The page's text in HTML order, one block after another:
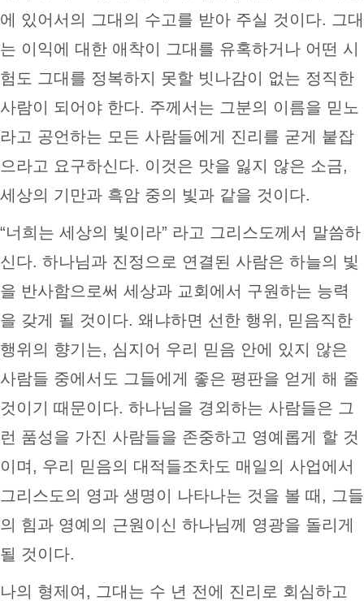
에 있어서의 그대의 수고를 받아 주실 것이다. 그대
는 이익에 대한 애착이 그대를 유혹하거나 어떤 시
험도 그대를 정복하지 못할 빗나감이 없는 정직한
사람이 되어야 한다. 주께서는 그분의 이름을 믿노
라고 공언하는 모든 사람들에게 진리를 굳게 붙잡
으라고 요구하신다. 이것은 맛을 잃지 않은 소금,
세상의 기만과 흑암 중의 빛과 같을 것이다.
“너희는 세상의 빛이라” 라고 그리스도께서 말씀하
신다. 하나님과 진정으로 연결된 사람은 하늘의 빛
을 반사함으로써 세상과 교회에서 구원하는 능력
을 갖게 될 것이다. 왜냐하면 선한 행위, 믿음직한
행위의 향기는, 심지어 우리 믿음 안에 있지 않은
사람들 중에서도 그들에게 좋은 평판을 얻게 해 줄
것이기 때문이다. 하나님을 경외하는 사람들은 그
런 품성을 가진 사람들을 존중하고 영예롭게 할 것
이며, 우리 믿음의 대적들조차도 매일의 사업에서
그리스도의 영과 생명이 나타나는 것을 볼 때, 그들
의 힘과 영예의 근원이신 하나님께 영광을 돌리게
될 것이다.
나의 형제여, 그대는 수 년 전에 진리로 회심하고